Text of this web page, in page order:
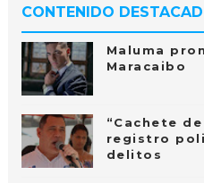
CONTENIDO
Maluma
Maracaibo
“Cachete
registro
delitos